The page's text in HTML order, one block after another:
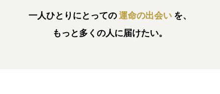
一人ひとりにとっての運命の出会い を、
もっと多くの人に届けたい。